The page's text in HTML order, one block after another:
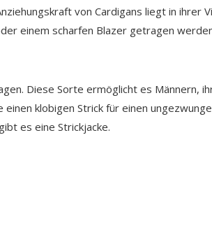
von Cardigans liegt in ihrer
einem scharfen Blazer getragen
Diese Sorte ermöglicht es Männern,
klobigen Strick für einen
es eine Strickjacke.